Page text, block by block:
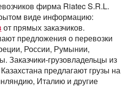
фирма Riatec S.R.L.
виде информацию:
от прямых заказчиков.
предложения о перевозки
России, Румынии,
Заказчики-грузовладельцы из
предлагают грузы на
Италию и другие